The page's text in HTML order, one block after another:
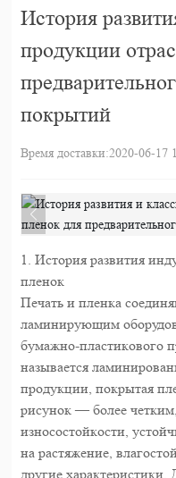
История
продукции
покрытий
Время доставки:2020-06-17
1. История развития
пленок
Печать и пленка
ламинирующим
бумажно-пластикового
называется
продукции, покрытая
рисунок — более
износостойкости,
на растяжение,
другие